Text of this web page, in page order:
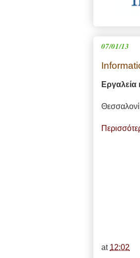
07/01/13
Εργαλεία
at 12:02